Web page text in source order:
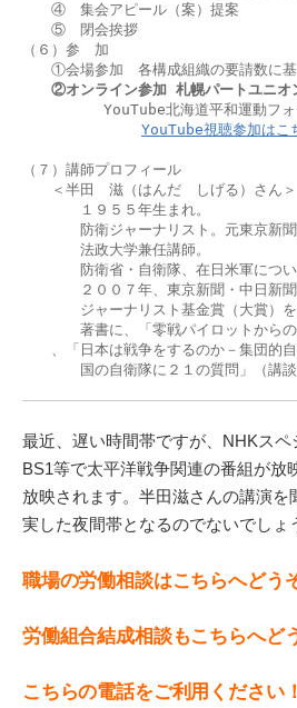
④　集会アピール（案）提案
⑤　閉会挨拶
（６）参　加
YouTube北海道平和運動フォー
YouTube視聴参加はこ
（７）講師プロフィール
＜半田　滋（はんだ　しげる）さん＞
１９５５年生まれ。
防衛ジャーナリスト。元東京新聞論
法政大学兼任講師。
防衛省・自衛隊、在日米軍について
２００７年、東京新聞・中日新聞連
ジャーナリスト基金賞（大賞）を
著書に、「零戦パイロットからの遺
、「日本は戦争をするのか－集団的自
国の自衛隊に２１の質問」（講談社
最近、遅い時間帯ですが、NHKスペ
BS1等で太平洋戦争関連の番組が放
放映されます。半田滋さんの講演を
実した夜間帯となるのでないでしょ
職場の労働相談はこちらへどう
労働組合結成相談もこちらへど
こちらの電話をご利用ください！